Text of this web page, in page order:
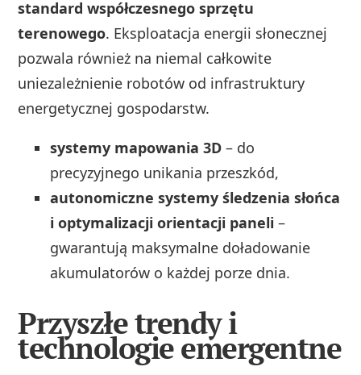
standard współczesnego sprzętu
terenowego. Eksploatacja energii słonecznej
pozwala również na niemal całkowite
uniezależnienie robotów od infrastruktury
energetycznej gospodarstw.
systemy mapowania 3D – do
precyzyjnego unikania przeszkód,
autonomiczne systemy śledzenia słońca
i optymalizacji orientacji paneli –
gwarantują maksymalne doładowanie
akumulatorów o każdej porze dnia.
Przyszłe trendy i
technologie emergentne